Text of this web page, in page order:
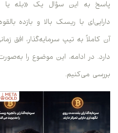
پاسخ به این سؤال یک «بله
دارایی‌ای با ریسک بالا و بازده
آن کاملاً به تیپ سرمایه‌گذار، افق
دارد. در ادامه، این موضوع را
بررسی می‌کنیم.